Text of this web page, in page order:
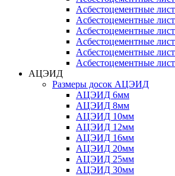
Асбестоцементные
Асбестоцементные
Асбестоцементные
Асбестоцементные
Асбестоцементные
Асбестоцементные
АЦЭИД
Размеры досок АЦЭИД
АЦЭИД 6мм
АЦЭИД 8мм
АЦЭИД 10мм
АЦЭИД 12мм
АЦЭИД 16мм
АЦЭИД 20мм
АЦЭИД 25мм
АЦЭИД 30мм